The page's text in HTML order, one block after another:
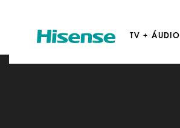
TV + ÁUDIO